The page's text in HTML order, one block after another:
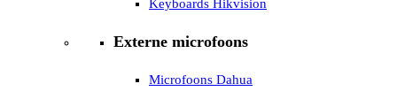
Keyboards Hikvision
Externe microfoons
Microfoons Dahua